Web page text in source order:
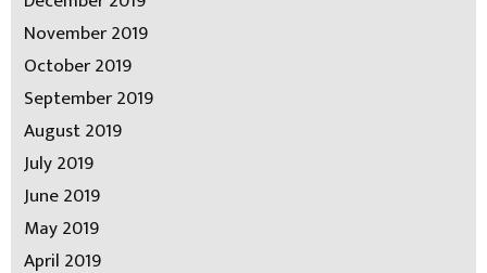
November 2019
October 2019
September 2019
August 2019
July 2019
June 2019
May 2019
April 2019